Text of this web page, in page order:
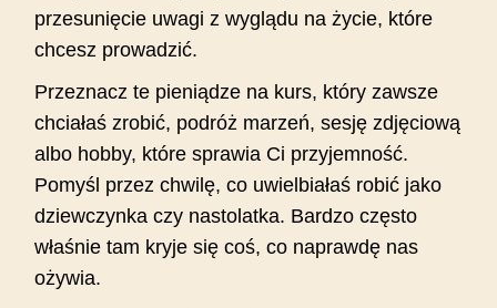
przesunięcie uwagi z wyglądu na życie, które
chcesz prowadzić.
Przeznacz te pieniądze na kurs, który zawsze
chciałaś zrobić, podróż marzeń, sesję zdjęciową
albo hobby, które sprawia Ci przyjemność.
Pomyśl przez chwilę, co uwielbiałaś robić jako
dziewczynka czy nastolatka. Bardzo często
właśnie tam kryje się coś, co naprawdę nas
ożywia.